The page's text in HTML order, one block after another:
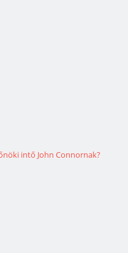
intő John Connornak?